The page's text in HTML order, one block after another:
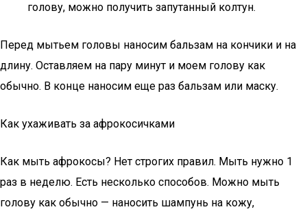
голову, можно получить запутанный колтун.
Перед мытьем головы наносим бальзам на кончики и на
длину. Оставляем на пару минут и моем голову как
обычно. В конце наносим еще раз бальзам или маску.
Как ухаживать за афрокосичками
Как мыть афрокосы? Нет строгих правил. Мыть нужно 1
раз в неделю. Есть несколько способов. Можно мыть
голову как обычно — наносить шампунь на кожу,